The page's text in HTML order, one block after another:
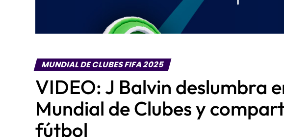
MUNDIAL DE CLUBES FIFA 2025
VIDEO: J Balvin deslumbra
Mundial de Clubes y
fútbol